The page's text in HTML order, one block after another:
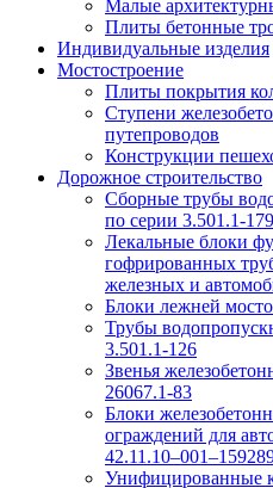
Малые
Плиты бетонные
Индивидуальные изделия
Мостостроение
Плиты покрытия
Ступени
путепроводов
Конструкции
Дорожное строительство
Сборные трубы
по серии 3.501.1-
Лекальные блоки
гофрированных
железных и
Блоки лежней
Трубы
3.501.1-126
Звенья
26067.1-83
Блоки
ограждений для
Унифицированные